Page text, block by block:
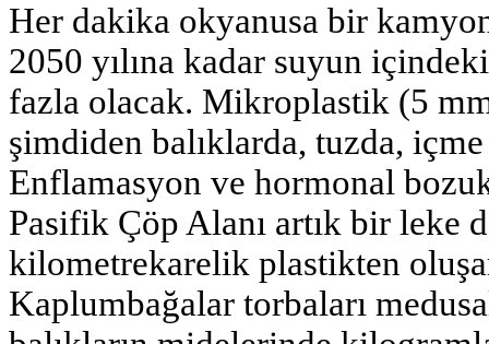
Her dakika okyanusa bir
2050 yılına kadar suyun
fazla olacak. Mikroplastik (5
şimdiden balıklarda, tuzda,
Enflamasyon ve hormonal
Pasifik Çöp Alanı artık bir leke
kilometrekarelik plastikten
Kaplumbağalar torbaları